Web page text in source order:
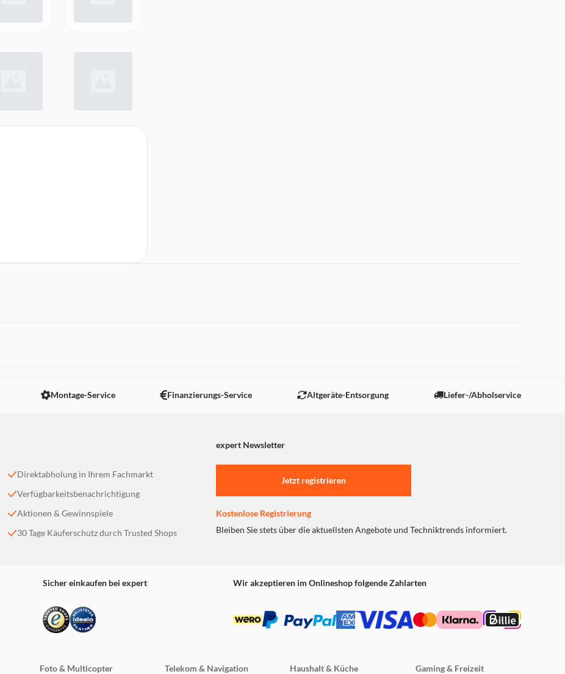
Montage-Service Finanzierungs-Service Altgeräte-Entsorgung Liefer-/Abholservice
expert Newsletter
Direktabholung in Ihrem Fachmarkt
Verfügbarkeitsbenachrichtigung
Aktionen & Gewinnspiele
30 Tage Käuferschutz durch Trusted Shops
Jetzt registrieren
Kostenlose Registrierung
Bleiben Sie stets über die aktuellsten Angebote und Techniktrends informiert.
Sicher einkaufen bei expert Wir akzeptieren im Onlineshop folgende Zahlarten
Foto & Multicopter
Telekom & Navigation
Haushalt & Küche
Gaming & Freizeit